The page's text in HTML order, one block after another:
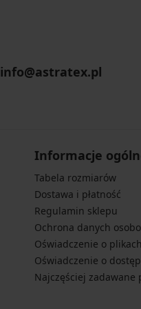
info@astratex.pl
Informacje
Tabela rozmiarów
Dostawa i płatność
Regulamin sklepu
Ochrona danych
Oświadczenie o
Oświadczenie o
Najczęściej zadawane